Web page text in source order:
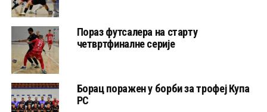
Пораз футсалера на старту
четвртфиналне серије
Борац поражен у борби за трофеј Купа
РС